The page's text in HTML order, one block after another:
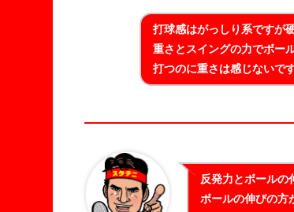
打球感はがっしり系ですが
重さとスイングの力でボー
打つのに重さは感じないです
反発力とボールの
ボールの伸びの方